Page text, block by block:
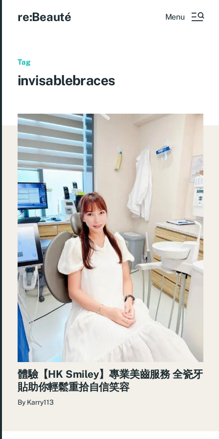
re:Beauté Menu
Tag
invisablebraces
體驗【HK Smiley】專業美齒服務 全瓷牙
貼助你輕鬆重拾自信笑容
By Karry113